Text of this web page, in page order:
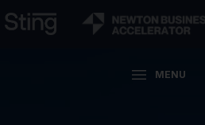
MENU